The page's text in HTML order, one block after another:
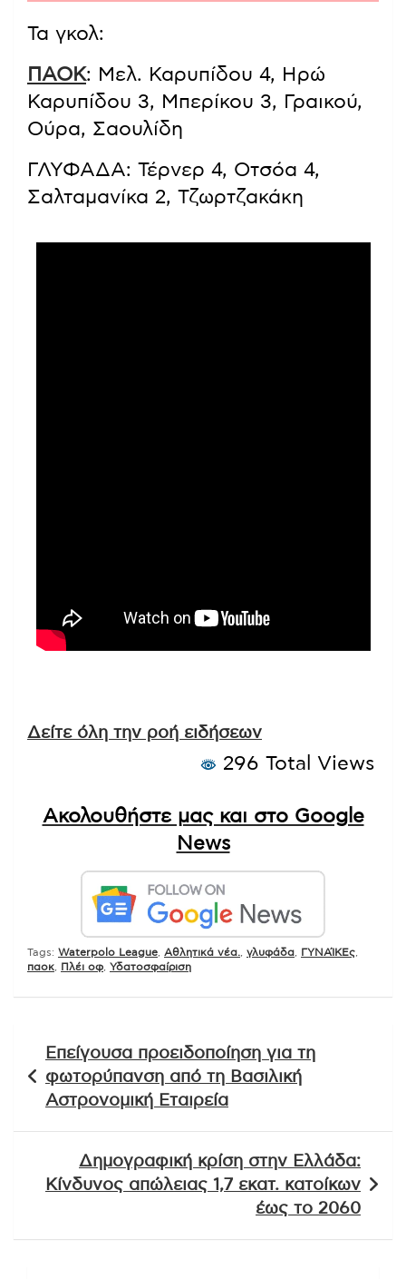
Τα γκολ:
ΠΑΟΚ: Μελ. Καρυπίδου 4, Ηρώ
Καρυπίδου 3, Μπερίκου 3, Γραικού,
Ούρα, Σαουλίδη
ΓΛΥΦΑΔΑ: Τέρνερ 4, Οτσόα 4,
Σαλταμανίκα 2, Τζωρτζακάκη
Δείτε όλη την ροή ειδήσεων
296 Total Views
Ακολουθήστε μας και στο Google
News
Tags: Waterpolo League Αθλητικά νέα. γλυφάδα ΓΥΝΑΊΚΕς
παοκ
Πλέι οφ Υδατοσφαίριση
άρθρων
Επείγουσα προειδοποίηση για τη
φωτορύπανση από τη Βασιλική
Αστρονομική Εταιρεία
Δημογραφική κρίση στην Ελλάδα:
Κίνδυνος απώλειας 1,7 εκατ. κατοίκων
έως το 2060